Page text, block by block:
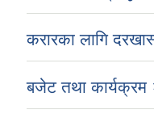
करारका लागि
बजेट तथा